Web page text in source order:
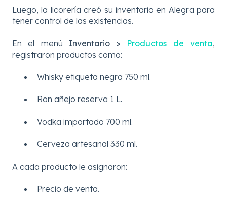
Luego, la licorería creó su inventario en Alegra para
tener control de las existencias.
En el menú Inventario > Productos de venta,
registraron productos como:
Whisky etiqueta negra 750 ml.
Ron añejo reserva 1 L.
Vodka importado 700 ml.
Cerveza artesanal 330 ml.
A cada producto le asignaron:
Precio de venta.